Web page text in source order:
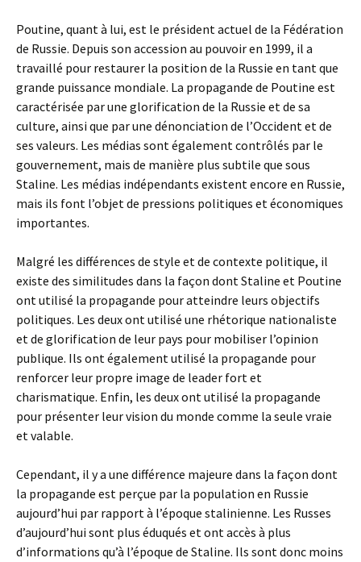
Poutine, quant à lui, est le président actuel de la Fédération
de Russie. Depuis son accession au pouvoir en 1999, il a
travaillé pour restaurer la position de la Russie en tant que
grande puissance mondiale. La propagande de Poutine est
caractérisée par une glorification de la Russie et de sa
culture, ainsi que par une dénonciation de l’Occident et de
ses valeurs. Les médias sont également contrôlés par le
gouvernement, mais de manière plus subtile que sous
Staline. Les médias indépendants existent encore en Russie,
mais ils font l’objet de pressions politiques et économiques
importantes.
Malgré les différences de style et de contexte politique, il
existe des similitudes dans la façon dont Staline et Poutine
ont utilisé la propagande pour atteindre leurs objectifs
politiques. Les deux ont utilisé une rhétorique nationaliste
et de glorification de leur pays pour mobiliser l’opinion
publique. Ils ont également utilisé la propagande pour
renforcer leur propre image de leader fort et
charismatique. Enfin, les deux ont utilisé la propagande
pour présenter leur vision du monde comme la seule vraie
et valable.
Cependant, il y a une différence majeure dans la façon dont
la propagande est perçue par la population en Russie
aujourd’hui par rapport à l’époque stalinienne. Les Russes
d’aujourd’hui sont plus éduqués et ont accès à plus
d’informations qu’à l’époque de Staline. Ils sont donc moins